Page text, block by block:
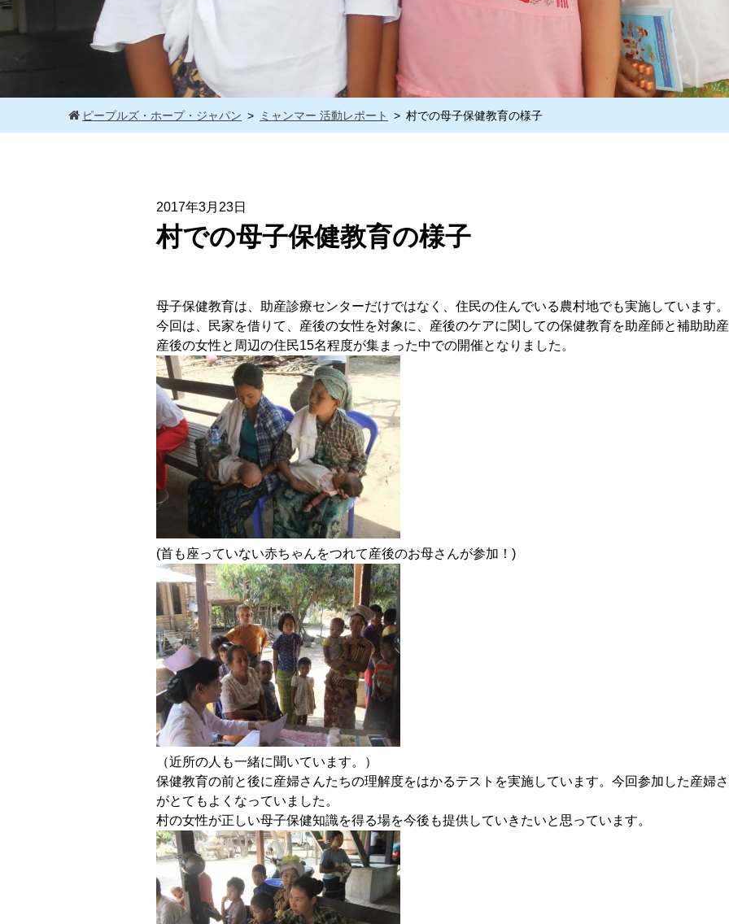
ピープルズ・ホープ・ジャパン ミャンマー 活動レポート 村での母子保健教育の様子
2017年3月23日
村での母子保健教育の様子
母子保健教育は、助産診療センターだけではなく、住民の住んでいる農村地でも実施しています。
今回は、民家を借りて、産後の女性を対象に、産後のケアに関しての保健教育を助産師と補助助
産後の女性と周辺の住民15名程度が集まった中での開催となりました。
(首も座っていない赤ちゃんをつれて産後のお母さんが参加！)
（近所の人も一緒に聞いています。）
保健教育の前と後に産婦さんたちの理解度をはかるテストを実施しています。今回参加した産婦
がとてもよくなっていました。
村の女性が正しい母子保健知識を得る場を今後も提供していきたいと思っています。